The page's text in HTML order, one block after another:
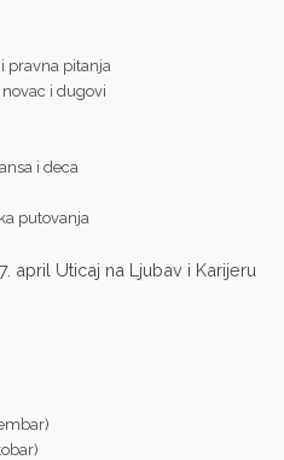
pravna pitanja
i dugovi
i deca
putovanja
april Uticaj na Ljubav i Karijeru